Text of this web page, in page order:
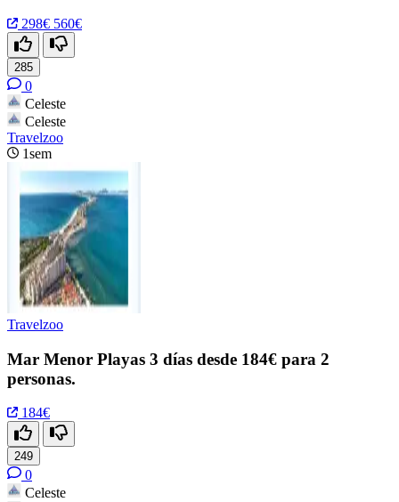
298€ 560€
285
0
Celeste
Celeste
Travelzoo
1sem
Travelzoo
Mar Menor Playas 3 días desde 184€ para 2
personas.
184€
249
0
Celeste